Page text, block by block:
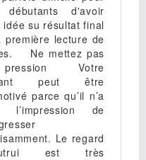
débutants d'avoir
idée su résultat final
première lecture de
Ne mettez pas
pression Votre
peut être
parce qu’il n’a
l’impression de
Le regard
est très